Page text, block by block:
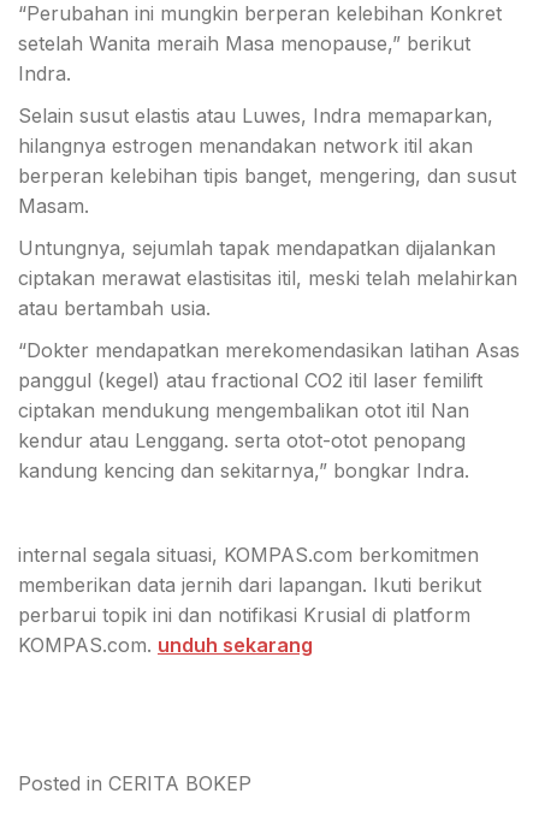
“Perubahan ini mungkin berperan kelebihan Konkret
setelah Wanita meraih Masa menopause,” berikut
Indra.
Selain susut elastis atau Luwes, Indra memaparkan,
hilangnya estrogen menandakan network itil akan
berperan kelebihan tipis banget, mengering, dan susut
Masam.
Untungnya, sejumlah tapak mendapatkan dijalankan
ciptakan merawat elastisitas itil, meski telah melahirkan
atau bertambah usia.
“Dokter mendapatkan merekomendasikan latihan Asas
panggul (kegel) atau fractional CO2 itil laser femilift
ciptakan mendukung mengembalikan otot itil Nan
kendur atau Lenggang. serta otot-otot penopang
kandung kencing dan sekitarnya,” bongkar Indra.
internal segala situasi, KOMPAS.com berkomitmen
memberikan data jernih dari lapangan. Ikuti berikut
perbarui topik ini dan notifikasi Krusial di platform
KOMPAS.com. unduh sekarang
Posted in CERITA BOKEP